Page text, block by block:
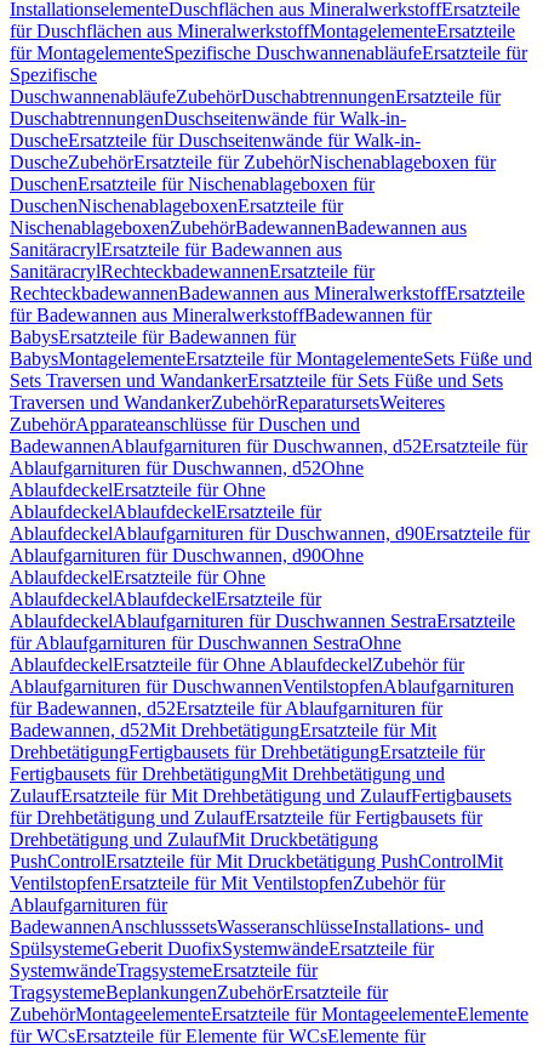
InstallationselementeDuschflächen aus MineralwerkstoffErsatzteile
für Duschflächen aus MineralwerkstoffMontagelementeErsatzteile
für MontagelementeSpezifische DuschwannenabläufeErsatzteile für
Spezifische
DuschwannenabläufeZubehörDuschabtrennungenErsatzteile für
DuschabtrennungenDuschseitenwände für Walk-in-
DuscheErsatzteile für Duschseitenwände für Walk-in-
DuscheZubehörErsatzteile für ZubehörNischenablageboxen für
DuschenErsatzteile für Nischenablageboxen für
DuschenNischenablageboxenErsatzteile für
NischenablageboxenZubehörBadewannenBadewannen aus
SanitäracrylErsatzteile für Badewannen aus
SanitäracrylRechteckbadewannenErsatzteile für
RechteckbadewannenBadewannen aus MineralwerkstoffErsatzteile
für Badewannen aus MineralwerkstoffBadewannen für
BabysErsatzteile für Badewannen für
BabysMontagelementeErsatzteile für MontagelementeSets Füße und
Sets Traversen und WandankerErsatzteile für Sets Füße und Sets
Traversen und WandankerZubehörReparatursetsWeiteres
ZubehörApparateanschlüsse für Duschen und
BadewannenAblaufgarnituren für Duschwannen, d52Ersatzteile für
Ablaufgarnituren für Duschwannen, d52Ohne
AblaufdeckelErsatzteile für Ohne
AblaufdeckelAblaufdeckelErsatzteile für
AblaufdeckelAblaufgarnituren für Duschwannen, d90Ersatzteile für
Ablaufgarnituren für Duschwannen, d90Ohne
AblaufdeckelErsatzteile für Ohne
AblaufdeckelAblaufdeckelErsatzteile für
AblaufdeckelAblaufgarnituren für Duschwannen SestraErsatzteile
für Ablaufgarnituren für Duschwannen SestraOhne
AblaufdeckelErsatzteile für Ohne AblaufdeckelZubehör für
Ablaufgarnituren für DuschwannenVentilstopfenAblaufgarnituren
für Badewannen, d52Ersatzteile für Ablaufgarnituren für
Badewannen, d52Mit DrehbetätigungErsatzteile für Mit
DrehbetätigungFertigbausets für DrehbetätigungErsatzteile für
Fertigbausets für DrehbetätigungMit Drehbetätigung und
ZulaufErsatzteile für Mit Drehbetätigung und ZulaufFertigbausets
für Drehbetätigung und ZulaufErsatzteile für Fertigbausets für
Drehbetätigung und ZulaufMit Druckbetätigung
PushControlErsatzteile für Mit Druckbetätigung PushControlMit
VentilstopfenErsatzteile für Mit VentilstopfenZubehör für
Ablaufgarnituren für
BadewannenAnschlusssetsWasseranschlüsseInstallations- und
SpülsystemeGeberit DuofixSystemwändeErsatzteile für
SystemwändeTragsystemeErsatzteile für
TragsystemeBeplankungenZubehörErsatzteile für
ZubehörMontageelementeErsatzteile für MontageelementeElemente
für WCsErsatzteile für Elemente für WCsElemente für